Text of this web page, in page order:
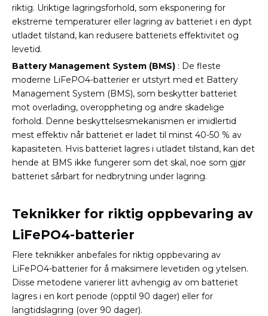
riktig. Uriktige lagringsforhold, som eksponering for
ekstreme temperaturer eller lagring av batteriet i en dypt
utladet tilstand, kan redusere batteriets effektivitet og
levetid.
Battery Management System (BMS) : De fleste
moderne LiFePO4-batterier er utstyrt med et Battery
Management System (BMS), som beskytter batteriet
mot overlading, overoppheting og andre skadelige
forhold. Denne beskyttelsesmekanismen er imidlertid
mest effektiv når batteriet er ladet til minst 40-50 % av
kapasiteten. Hvis batteriet lagres i utladet tilstand, kan det
hende at BMS ikke fungerer som det skal, noe som gjør
batteriet sårbart for nedbrytning under lagring.
Teknikker for riktig oppbevaring av
LiFePO4-batterier
Flere teknikker anbefales for riktig oppbevaring av
LiFePO4-batterier for å maksimere levetiden og ytelsen.
Disse metodene varierer litt avhengig av om batteriet
lagres i en kort periode (opptil 90 dager) eller for
langtidslagring (over 90 dager).